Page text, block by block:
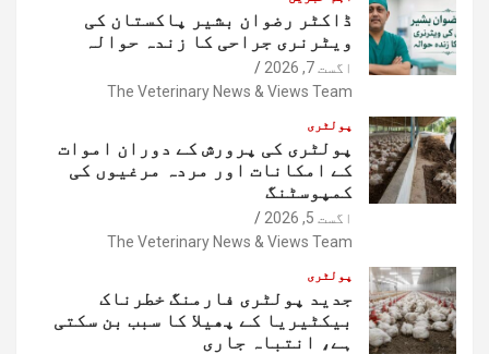
ڈاکٹر رضوان بشیر پاکستان کی
ویٹرنری جراحی کا زندہ حوالہ
اگست 7, 2026
The Veterinary News & Views Team
پولٹری
پولٹری کی پرورش کے دوران اموات
کے امکانات اور مردہ مرغیوں کی
کمپوسٹنگ
اگست 5, 2026
The Veterinary News & Views Team
پولٹری
جدید پولٹری فارمنگ خطرناک
بیکٹیریا کے پھیلا کا سبب بن سکتی
ہے، انتباہ جاری